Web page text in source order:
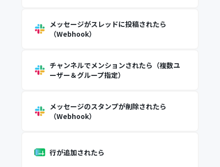
メッセージがスレッドに投稿されたら
（Webhook）
チャンネルでメンションされたら（複数ユ
ーザー＆グループ指定）
メッセージのスタンプが削除されたら
（Webhook）
行が追加されたら